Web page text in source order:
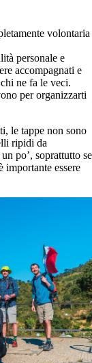
volontaria
personale e
accompagnati e
ne fa le veci.
per organizzarti
le tappe non sono
ripidi da
po’, soprattutto se
importante essere